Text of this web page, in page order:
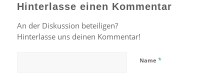
Hinterlasse einen Kommentar
An der Diskussion beteiligen?
Hinterlasse uns deinen Kommentar!
Name *